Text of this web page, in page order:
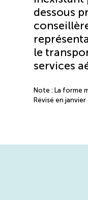
dessous
le
services
Note : La forme
Révisé en